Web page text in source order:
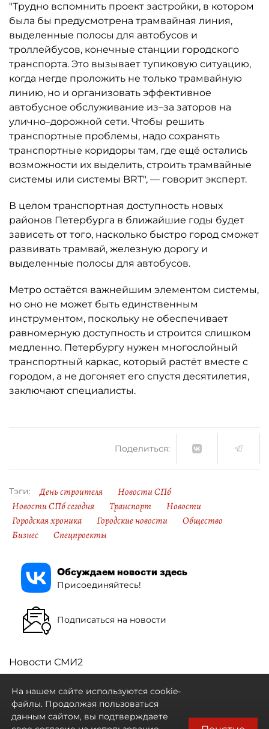
"Трудно вспомнить проект застройки, в котором
была бы предусмотрена трамвайная линия,
выделенные полосы для автобусов и
троллейбусов, конечные станции городского
транспорта. Это вызывает тупиковую ситуацию,
когда негде проложить не только трамвайную
линию, но и организовать эффективное
автобусное обслуживание из–за заторов на
улично–дорожной сети. Чтобы решить
транспортные проблемы, надо сохранять
транспортные коридоры там, где ещё остались
возможности их выделить, строить трамвайные
системы или системы BRT", — говорит эксперт.
В целом транспортная доступность новых
районов Петербурга в ближайшие годы будет
зависеть от того, насколько быстро город сможет
развивать трамвай, железную дорогу и
выделенные полосы для автобусов.
Метро остаётся важнейшим элементом системы,
но оно не может быть единственным
инструментом, поскольку не обеспечивает
равномерную доступность и строится слишком
медленно. Петербургу нужен многослойный
транспортный каркас, который растёт вместе с
городом, а не догоняет его спустя десятилетия,
заключают специалисты.
Поделиться:
Тэги: День строителя
Новости СПб
Новости СПб сегодня
Транспорт
Новости
Городская хроника
Городские новости
Общество
Бизнес
Спецпроекты
Обсуждаем новости здесь
Присоединяйтесь!
Подписаться на новости
Новости СМИ2
На нашем сайте используются cookie-
файлы. Продолжая пользоваться
данным сайтом, вы подтверждаете